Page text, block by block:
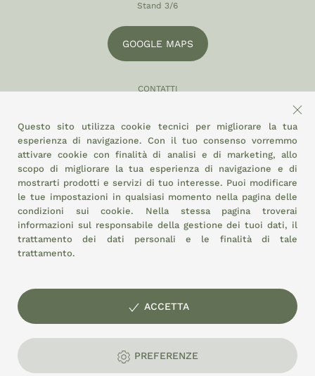
Stand 3/6
GOOGLE MAPS
CONTATTI
info@eltamiso.it
ADERIAMO A
© EL TAMISO soc. coop. agricola Mercato Agroalimentare di
Padova - Stand 3/6 - P.I. e C.F.: 01897320287
Questo sito utilizza cookie tecnici per migliorare la tua
esperienza di navigazione. Con il tuo consenso vorremmo
attivare cookie con finalità di analisi e di marketing, allo
scopo di migliorare la tua esperienza di navigazione e di
mostrarti prodotti e servizi di tuo interesse. Puoi modificare
le tue impostazioni in qualsiasi momento nella pagina delle
condizioni sui cookie. Nella stessa pagina troverai
informazioni sul responsabile della gestione dei tuoi dati, il
trattamento dei dati personali e le finalità di tale
trattamento.
ACCETTA
PREFERENZE